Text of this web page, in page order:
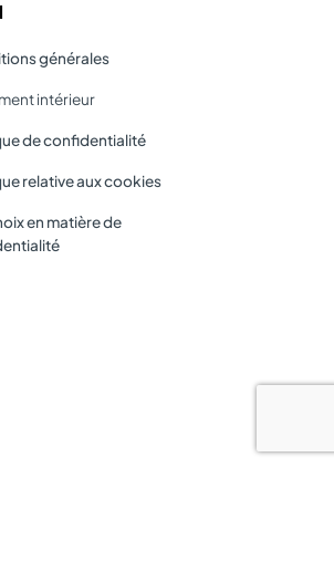
générales
intérieur
de confidentialité
relative aux cookies
en matière de